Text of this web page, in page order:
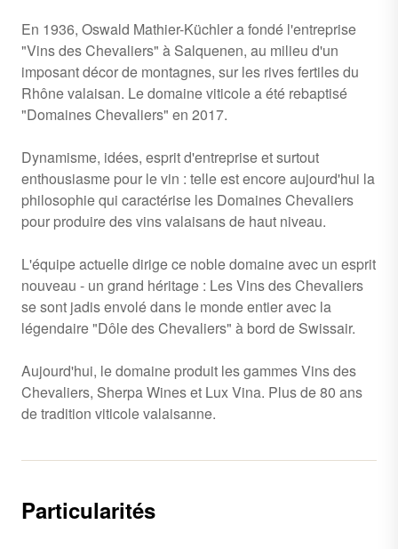
En 1936, Oswald Mathier-Küchler a fondé l'entreprise
"Vins des Chevaliers" à Salquenen, au milieu d'un
imposant décor de montagnes, sur les rives fertiles du
Rhône valaisan. Le domaine viticole a été rebaptisé
"Domaines Chevaliers" en 2017.
Dynamisme, idées, esprit d'entreprise et surtout
enthousiasme pour le vin : telle est encore aujourd'hui la
philosophie qui caractérise les Domaines Chevaliers
pour produire des vins valaisans de haut niveau.
L'équipe actuelle dirige ce noble domaine avec un esprit
nouveau - un grand héritage : Les Vins des Chevaliers
se sont jadis envolé dans le monde entier avec la
légendaire "Dôle des Chevaliers" à bord de Swissair.
Aujourd'hui, le domaine produit les gammes Vins des
Chevaliers, Sherpa Wines et Lux Vina. Plus de 80 ans
de tradition viticole valaisanne.
Particularités